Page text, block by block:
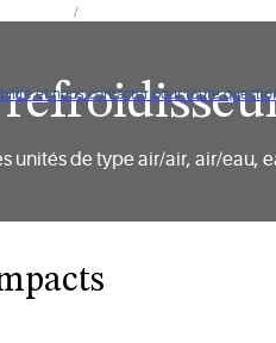
et nous contacter pour toute
unités de type air/air, air/eau,